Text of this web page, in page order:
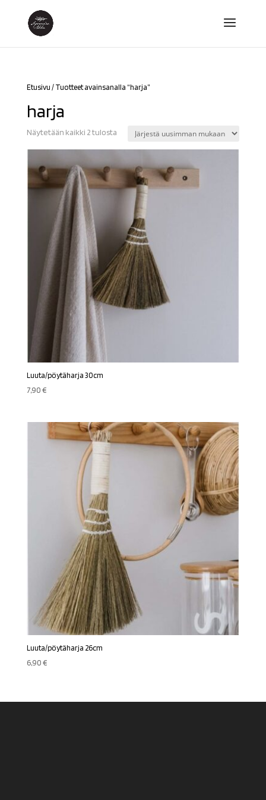
Etusivu / Tuotteet avainsanalla “harja”
harja
Näytetään kaikki 2 tulostaSorted
Luuta/pöytäharja 30cm
7,90€
Luuta/pöytäharja 26cm
6,90€